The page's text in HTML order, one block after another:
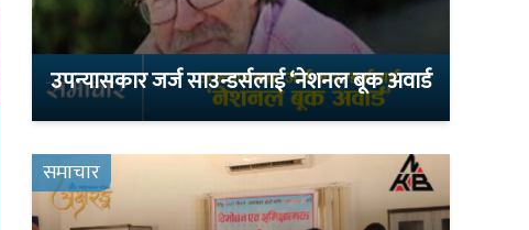
उपन्यासकार जर्ज साउन्डर्सलाई ‘नेशनल बूक अवार्ड
समाचार